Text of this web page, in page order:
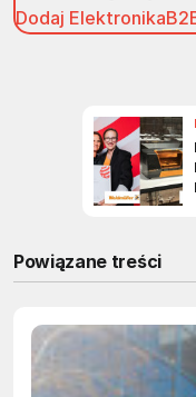
Dodaj
Powiązane treści